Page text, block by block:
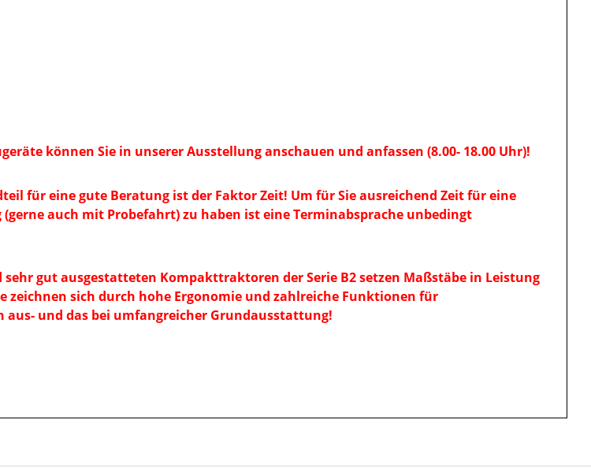
können Sie in unserer Ausstellung anschauen und anfassen (8.00- 18.00 Uhr)!
für eine gute Beratung ist der Faktor Zeit! Um für Sie ausreichend Zeit für eine
auch mit Probefahrt) zu haben ist eine Terminabsprache unbedingt
gut ausgestatteten Kompakttraktoren der Serie B2 setzen Maßstäbe in Leistung
zeichnen sich durch hohe Ergonomie und zahlreiche Funktionen für
und das bei umfangreicher Grundausstattung!